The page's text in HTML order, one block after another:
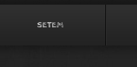
SETEM